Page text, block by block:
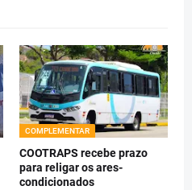
COMPLEMENTAR
COOTRAPS recebe prazo
para religar os ares-
condicionados